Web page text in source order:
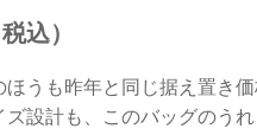
込）
うも昨年と同じ据え置き
設計も、このバッグのう